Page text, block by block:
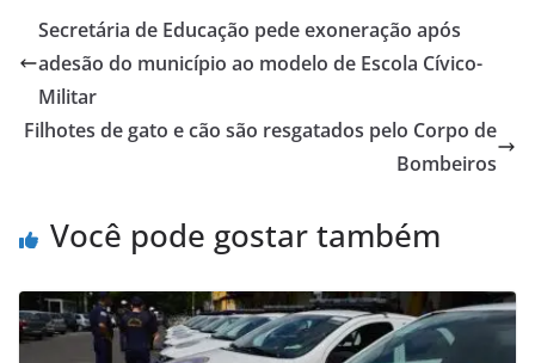
Secretária de Educação pede exoneração após
adesão do município ao modelo de Escola Cívico-
Militar
Filhotes de gato e cão são resgatados pelo Corpo de
Bombeiros
Você pode gostar também